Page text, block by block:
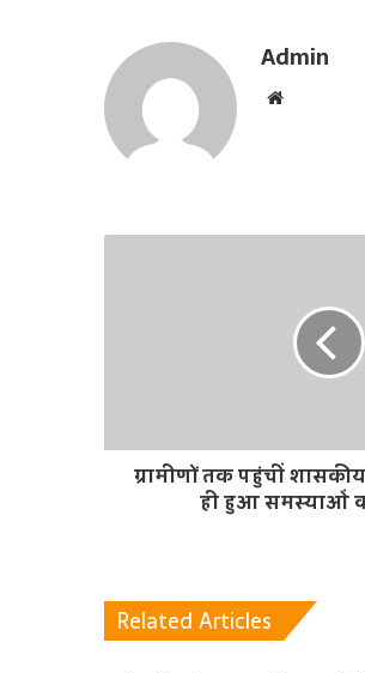
Admin
t
ग्रामीणों तक पहुंचीं
ही हुआ समस्याओं
Related Articles